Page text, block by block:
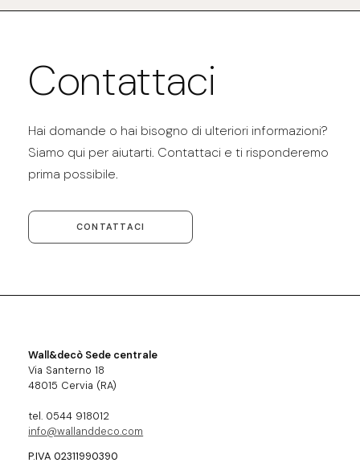
Contattaci
Hai domande o hai bisogno di ulteriori informazioni?
Siamo qui per aiutarti. Contattaci e ti risponderemo
prima possibile.
CONTATTACI
Wall&decò Sede centrale
Via Santerno 18
48015 Cervia (RA)
tel. 0544 918012
info@wallanddeco.com
P.IVA 02311990390